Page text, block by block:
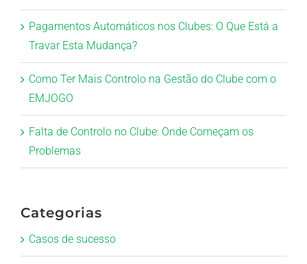
Pagamentos Automáticos nos Clubes: O Que Está a
Travar Esta Mudança?
Como Ter Mais Controlo na Gestão do Clube com o
EMJOGO
Falta de Controlo no Clube: Onde Começam os
Problemas
Categorias
Casos de sucesso